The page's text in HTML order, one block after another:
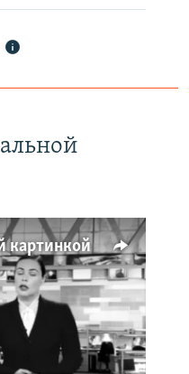
картинкой
available